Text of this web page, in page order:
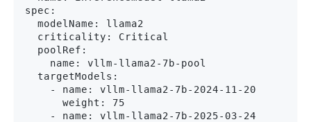
spec:
  modelName: llama2
  criticality: Critical
  poolRef:
    name: vllm-llama2-7b-pool
  targetModels:
    - name: vllm-llama2-7b-2024-11-20
      weight: 75
    - name: vllm-llama2-7b-2025-03-24